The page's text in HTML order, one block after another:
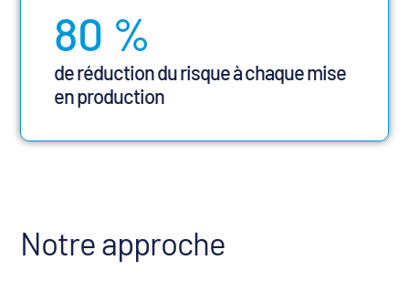
80 %
de réduction du risque à chaque mise
en production
Notre approche